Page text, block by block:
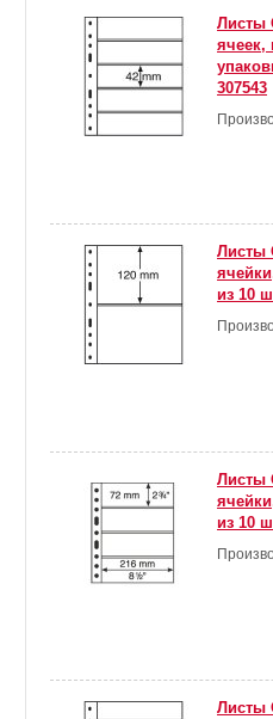
Листы
ячеек,
307543
Листы
из 10
Листы
из 10
Листы